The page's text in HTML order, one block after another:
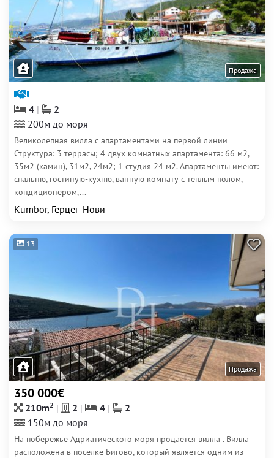
Продажа
4
2
200м до моря
Великолепная вилла с апартаментами на первой линии
Структура: 3 террасы; 4 двух комнатных апартамента: 66 м2,
35м2 (камин), 31м2, 24м2; 1 студия 24 м2. Апартаменты имеют:
спальню, гостиную-кухню, ванную комнату с тёплым полом,
кондиционером,...
Kumbor, Герцег-Нови
13
Продажа
350 000€
210m2 2 4
2
150м до моря
На побережье Адриатического моря продается вилла . Вилла
расположена в поселке Бигово, который является одним из